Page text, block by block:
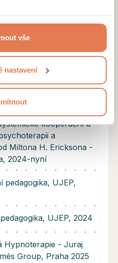
budeme sdílet se
zajišťujícími analytiku
reklamních systémů.
cookies a
vše
nastavení
Pomáhám znovu
radost a odvahu tvořit
kooperační a
a
Miltona H. Ericksona -
2024-nyní
pedagogika, UJEP,
UJEP, 2024
Hypnoterapie - Juraj
Group, Praha 2025